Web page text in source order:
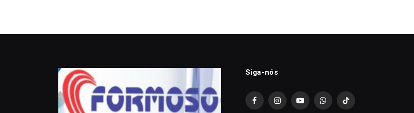
Siga-nós
FacebookInstagramYouTubeWhatsAppTikTok